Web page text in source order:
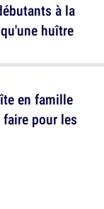
en famille
pour les
à la
huître